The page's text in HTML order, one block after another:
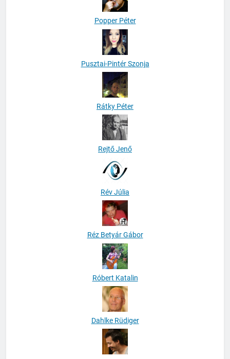
Popper Péter
Pusztai-Pintér Szonja
Rátky Péter
Rejtő Jenő
Rév Júlia
Réz Betyár Gábor
Róbert Katalin
Dahlke Rüdiger